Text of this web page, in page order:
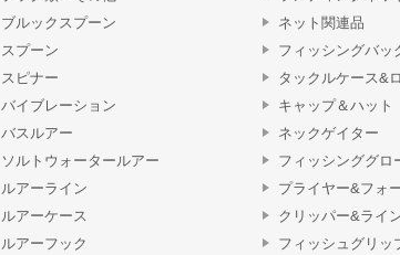
ブルックスプーン
スプーン
スピナー
バイブレーション
バスルアー
ソルトウォータールアー
ルアーライン
ルアーケース
ルアーフック
ネット関連品
フィッシングバッ
タックルケース&
キャップ＆ハット
ネックゲイター
フィッシンググロ
プライヤー&フォ
クリッパー&ライ
フィッシュグリッ